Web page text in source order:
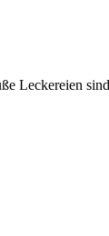
Leckereien